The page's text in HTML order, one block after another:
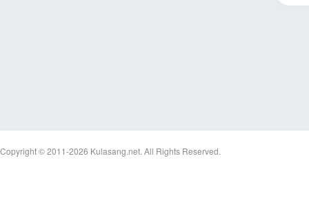
Copyright © 2011-2026 Kulasang.net. All Rights Reserved.